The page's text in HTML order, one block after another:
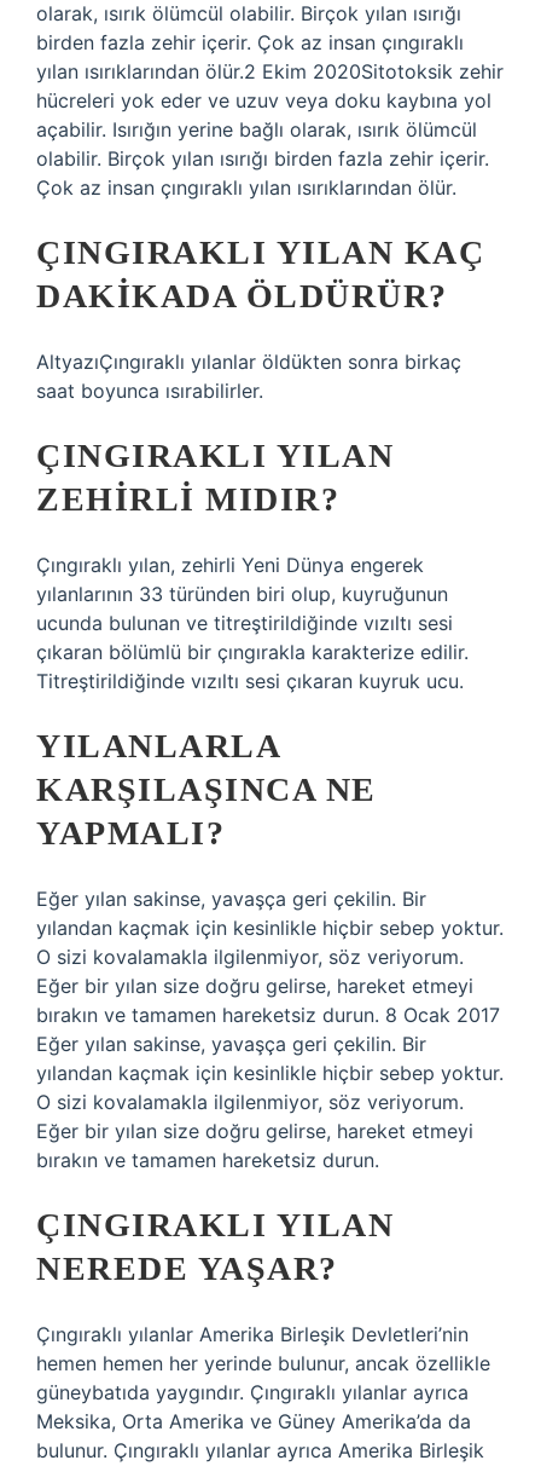
olarak, ısırık ölümcül olabilir. Birçok yılan ısırığı
birden fazla zehir içerir. Çok az insan çıngıraklı
yılan ısırıklarından ölür.2 Ekim 2020Sitotoksik zehir
hücreleri yok eder ve uzuv veya doku kaybına yol
açabilir. Isırığın yerine bağlı olarak, ısırık ölümcül
olabilir. Birçok yılan ısırığı birden fazla zehir içerir.
Çok az insan çıngıraklı yılan ısırıklarından ölür.
ÇINGIRAKLI YILAN KAÇ
DAKIKADA ÖLDÜRÜR?
AltyazıÇıngıraklı yılanlar öldükten sonra birkaç
saat boyunca ısırabilirler.
ÇINGIRAKLI YILAN
ZEHIRLI MIDIR?
Çıngıraklı yılan, zehirli Yeni Dünya engerek
yılanlarının 33 türünden biri olup, kuyruğunun
ucunda bulunan ve titreştirildiğinde vızıltı sesi
çıkaran bölümlü bir çıngırakla karakterize edilir.
Titreştirildiğinde vızıltı sesi çıkaran kuyruk ucu.
YILANLARLA
KARŞILAŞINCA NE
YAPMALI?
Eğer yılan sakinse, yavaşça geri çekilin. Bir
yılandan kaçmak için kesinlikle hiçbir sebep yoktur.
O sizi kovalamakla ilgilenmiyor, söz veriyorum.
Eğer bir yılan size doğru gelirse, hareket etmeyi
bırakın ve tamamen hareketsiz durun. 8 Ocak 2017
Eğer yılan sakinse, yavaşça geri çekilin. Bir
yılandan kaçmak için kesinlikle hiçbir sebep yoktur.
O sizi kovalamakla ilgilenmiyor, söz veriyorum.
Eğer bir yılan size doğru gelirse, hareket etmeyi
bırakın ve tamamen hareketsiz durun.
ÇINGIRAKLI YILAN
NEREDE YAŞAR?
Çıngıraklı yılanlar Amerika Birleşik Devletleri’nin
hemen hemen her yerinde bulunur, ancak özellikle
güneybatıda yaygındır. Çıngıraklı yılanlar ayrıca
Meksika, Orta Amerika ve Güney Amerika’da da
bulunur. Çıngıraklı yılanlar ayrıca Amerika Birleşik